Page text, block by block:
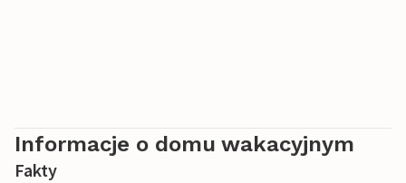
Informacje o domu wakacyjnym
Fakty